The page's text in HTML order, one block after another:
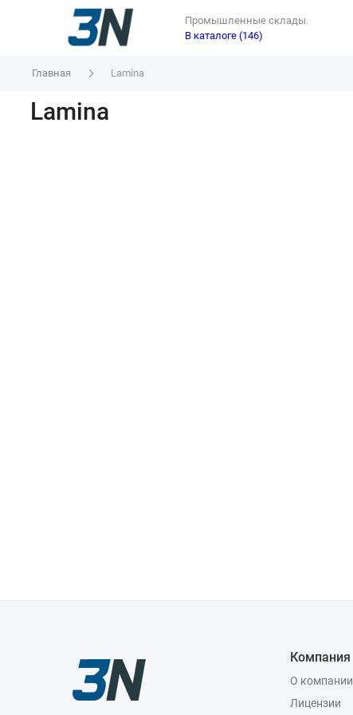
Промышленные склады.
В каталоге (146)
Главная Lamina
Lamina
Компания
О компании
Лицензии